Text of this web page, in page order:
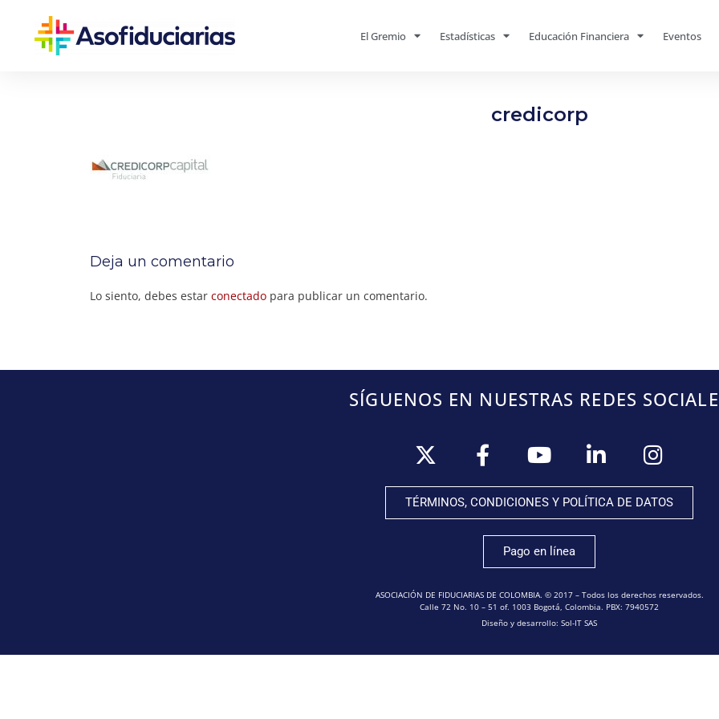
El Gremio Estadísticas Educación Financiera Eventos
credicorp
Deja un comentario
Lo siento, debes estar conectado para publicar un comentario.
SÍGUENOS EN NUESTRAS REDES
TÉRMINOS, CONDICIONES Y POLÍTICA DE DATOS
Pago en línea
ASOCIACIÓN DE FIDUCIARIAS DE COLOMBIA. © 2017 – Todos los derechos reservados.
Calle 72 No. 10 – 51 of. 1003 Bogotá, Colombia. PBX: 7940572
Diseño y desarrollo: Sol-IT SAS